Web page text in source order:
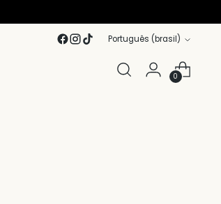
Idioma
Português (brasil)
0